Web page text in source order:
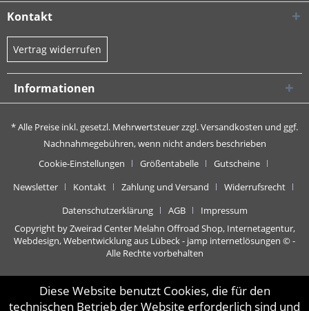
Kontakt
Vertrag widerrufen
Informationen
* Alle Preise inkl. gesetzl. Mehrwertsteuer zzgl.Versandkosten und ggf.
Nachnahmegebühren, wenn nicht anders beschrieben
Cookie-Einstellungen
Größentabelle
Gutscheine
Newsletter
Kontakt Zahlung und Versand
Widerrufsrecht
Datenschutzerklärung
AGB
Impressum
Copyright by Zweirad Center Melahn Offroad Shop, Internetagentur,
Webdesign, Webentwicklung aus Lübeck - jamp internetlösungen © -
Alle Rechte vorbehalten
Diese Website benutzt Cookies, die für den
technischen Betrieb der Website erforderlich sind und